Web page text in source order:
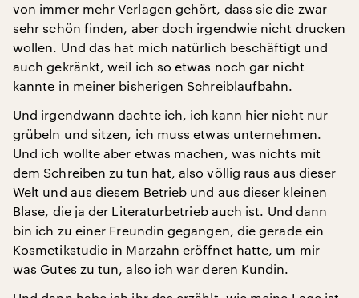
von immer mehr Verlagen gehört, dass sie die zwar
sehr schön finden, aber doch irgendwie nicht drucken
wollen. Und das hat mich natürlich beschäftigt und
auch gekränkt, weil ich so etwas noch gar nicht
kannte in meiner bisherigen Schreiblaufbahn.
Und irgendwann dachte ich, ich kann hier nicht nur
grübeln und sitzen, ich muss etwas unternehmen.
Und ich wollte aber etwas machen, was nichts mit
dem Schreiben zu tun hat, also völlig raus aus dieser
Welt und aus diesem Betrieb und aus dieser kleinen
Blase, die ja der Literaturbetrieb auch ist. Und dann
bin ich zu einer Freundin gegangen, die gerade ein
Kosmetikstudio in Marzahn eröffnet hatte, um mir
was Gutes zu tun, also ich war deren Kundin.